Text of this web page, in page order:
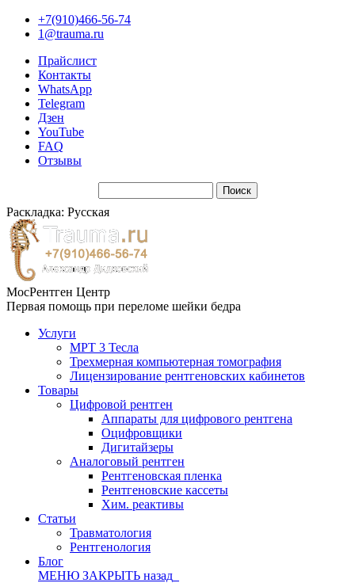
+7(910)466-56-74
1@trauma.ru
Прайслист
Контакты
WhatsApp
Telegram
Дзен
YouTube
FAQ
Отзывы
Раскладка: Русская
МосРентген Центр
Первая помощь при переломе шейки бедра
Услуги
МРТ 3 Тесла
Трехмерная компьютерная томография
Лицензирование рентгеновских кабинетов
Товары
Цифровой рентген
Аппараты для цифрового рентгена
Оцифровщики
Дигитайзеры
Аналоговый рентген
Рентгеновская пленка
Рентгеновские кассеты
Хим. реактивы
Статьи
Травматология
Рентгенология
Блог
МЕНЮ ЗАКРЫТЬ назад